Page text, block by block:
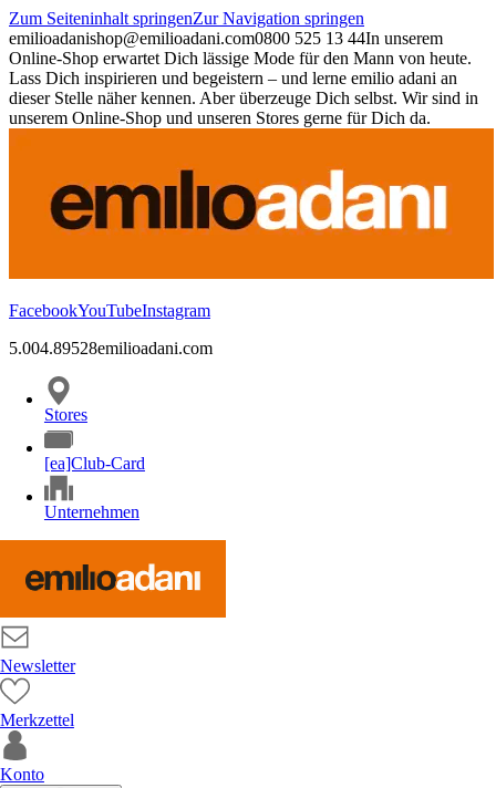
Zum Seiteninhalt springenZur Navigation springen
emilioadanishop@emilioadani.com0800 525 13 44In unserem
Online-Shop erwartet Dich lässige Mode für den Mann von heute.
Lass Dich inspirieren und begeistern – und lerne emilio adani an
dieser Stelle näher kennen. Aber überzeuge Dich selbst. Wir sind in
unserem Online-Shop und unseren Stores gerne für Dich da.
FacebookYouTubeInstagram
5.004.89528emilioadani.com
Stores
[ea]Club-Card
Unternehmen
Newsletter
Merkzettel
Konto